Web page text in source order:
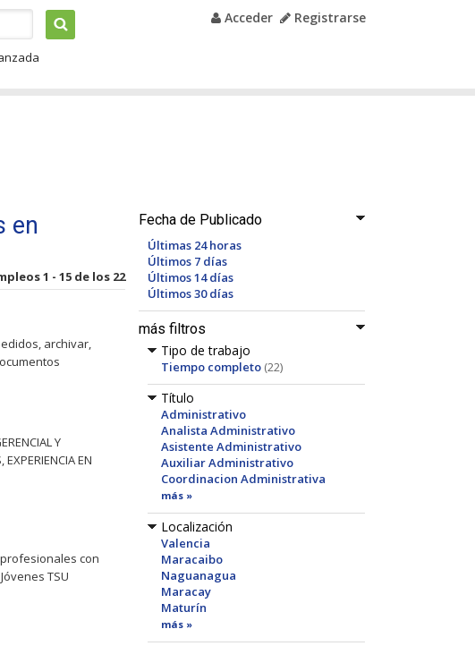
Acceder Registrarse
Fecha de Publicado
Últimas 24 horas
Últimos 7 días
Últimos 14 días
Últimos 30 días
más filtros
Tipo de trabajo
Tiempo completo (22)
Título
Administrativo
Analista Administrativo
Asistente Administrativo
Auxiliar Administrativo
Coordinacion Administrativa
más »
Localización
Valencia
Maracaibo
Naguanagua
Maracay
Maturín
más »
en
1 - 15 de los 22
archivar,
Y
EXPERIENCIA EN
con
TSU